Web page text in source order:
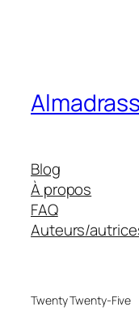
Blog
À propos
FAQ
Auteurs/
Twenty Twenty-Five